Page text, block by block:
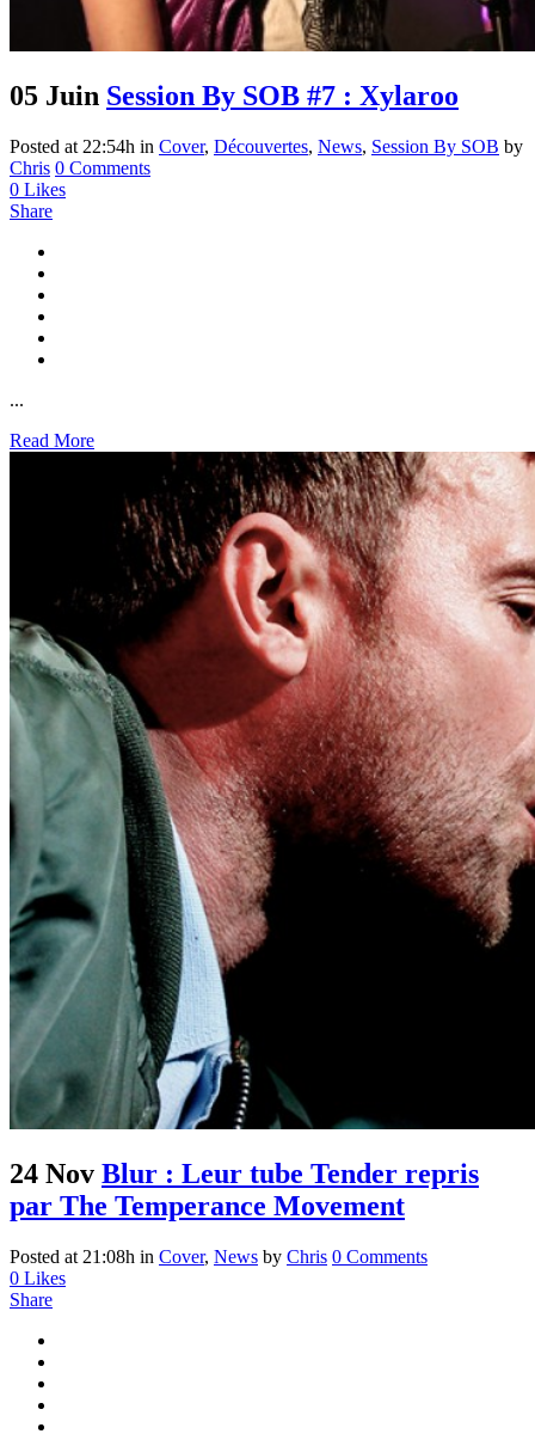
05 Juin Session By SOB #7 : Xylaroo
Posted at 22:54h in Cover, Découvertes, News, Session By SOB by
Chris 0 Comments
0 Likes
Share
...
Read More
24 Nov Blur : Leur tube Tender repris
par The Temperance Movement
Posted at 21:08h in Cover, News by Chris 0 Comments
0 Likes
Share